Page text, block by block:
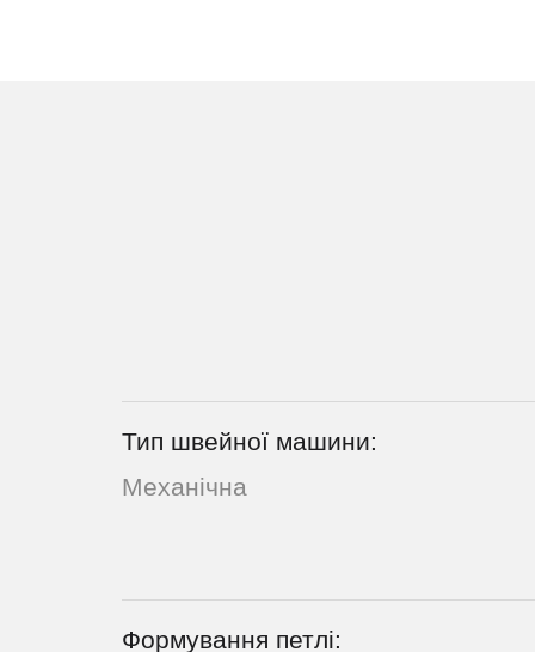
Тип швейної машини:
Механічна
Формування петлі: